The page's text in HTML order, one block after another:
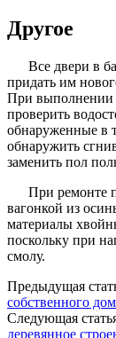
Другое
Все двери в
придать им
При выполнении
проверить
обнаруженные в
обнаружить
заменить пол
При ремонте
вагонкой из
материалы
поскольку при
смолу.
Предыдущая
собственного
Следующая
деревянное